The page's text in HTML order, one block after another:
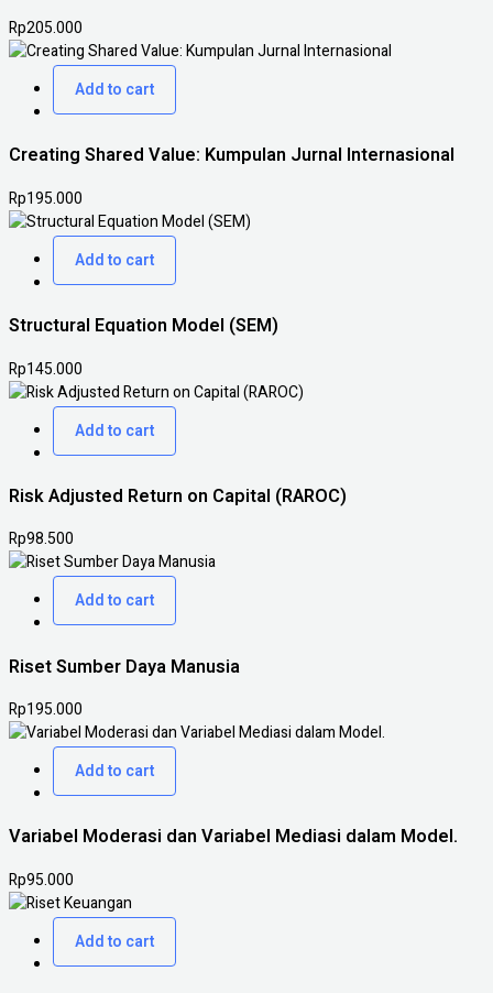
Rp205.000
Add to cart
Creating Shared Value: Kumpulan Jurnal Internasional
Rp195.000
Add to cart
Structural Equation Model (SEM)
Rp145.000
Add to cart
Risk Adjusted Return on Capital (RAROC)
Rp98.500
Add to cart
Riset Sumber Daya Manusia
Rp195.000
Add to cart
Variabel Moderasi dan Variabel Mediasi dalam Model.
Rp95.000
Add to cart